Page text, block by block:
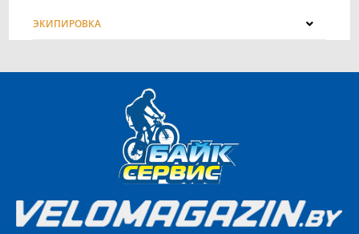
ЭКИПИРОВКА